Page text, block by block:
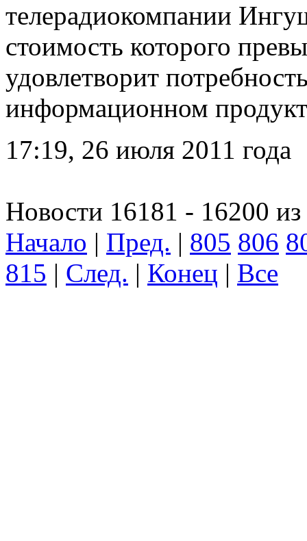
телерадиокомпании
стоимость которого
удовлетворит
информационном
17:19, 26 июля 2011 года
Новости 16181 - 16200
Начало | Пред. | 805 806
815 | След. | Конец | Все